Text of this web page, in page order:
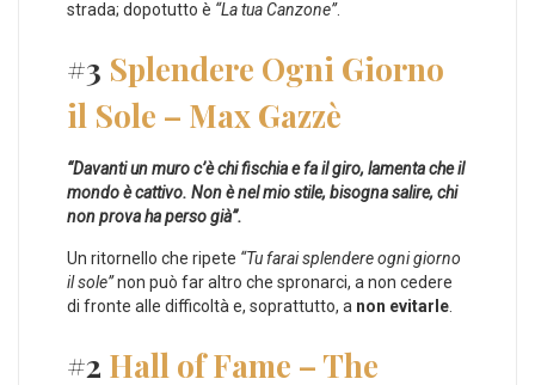
strada; dopotutto è “La tua Canzone”.
#3 Splendere Ogni Giorno
il Sole – Max Gazzè
“Davanti un muro c’è chi fischia e fa il giro, lamenta che il
mondo è cattivo. Non è nel mio stile, bisogna salire, chi
non prova ha perso già”.
Un ritornello che ripete “Tu farai splendere ogni giorno
il sole”non può far altro che spronarci, a non cedere
di fronte alle difficoltà e, soprattutto, a non evitarle.
#2 Hall of Fame – The